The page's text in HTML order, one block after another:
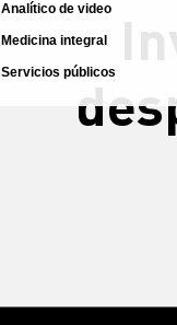
Analítico de video
Medicina integral
Servicios públicos